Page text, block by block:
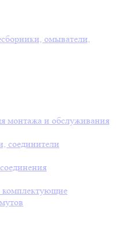
омыватели,
монтажа и обслуживания
соединители